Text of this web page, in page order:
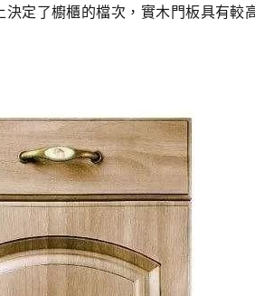
定了櫥櫃的檔次，實木門板具有較